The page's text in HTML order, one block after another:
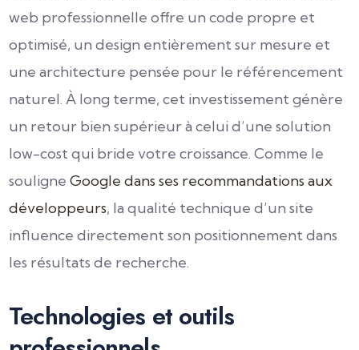
web professionnelle offre un code propre et
optimisé, un design entièrement sur mesure et
une architecture pensée pour le référencement
naturel. À long terme, cet investissement génère
un retour bien supérieur à celui d’une solution
low-cost qui bride votre croissance. Comme le
souligne Google dans ses recommandations aux
développeurs, la qualité technique d’un site
influence directement son positionnement dans
les résultats de recherche.
Technologies et outils